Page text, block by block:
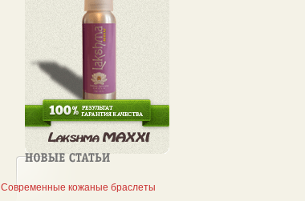
Современные кожаные браслеты